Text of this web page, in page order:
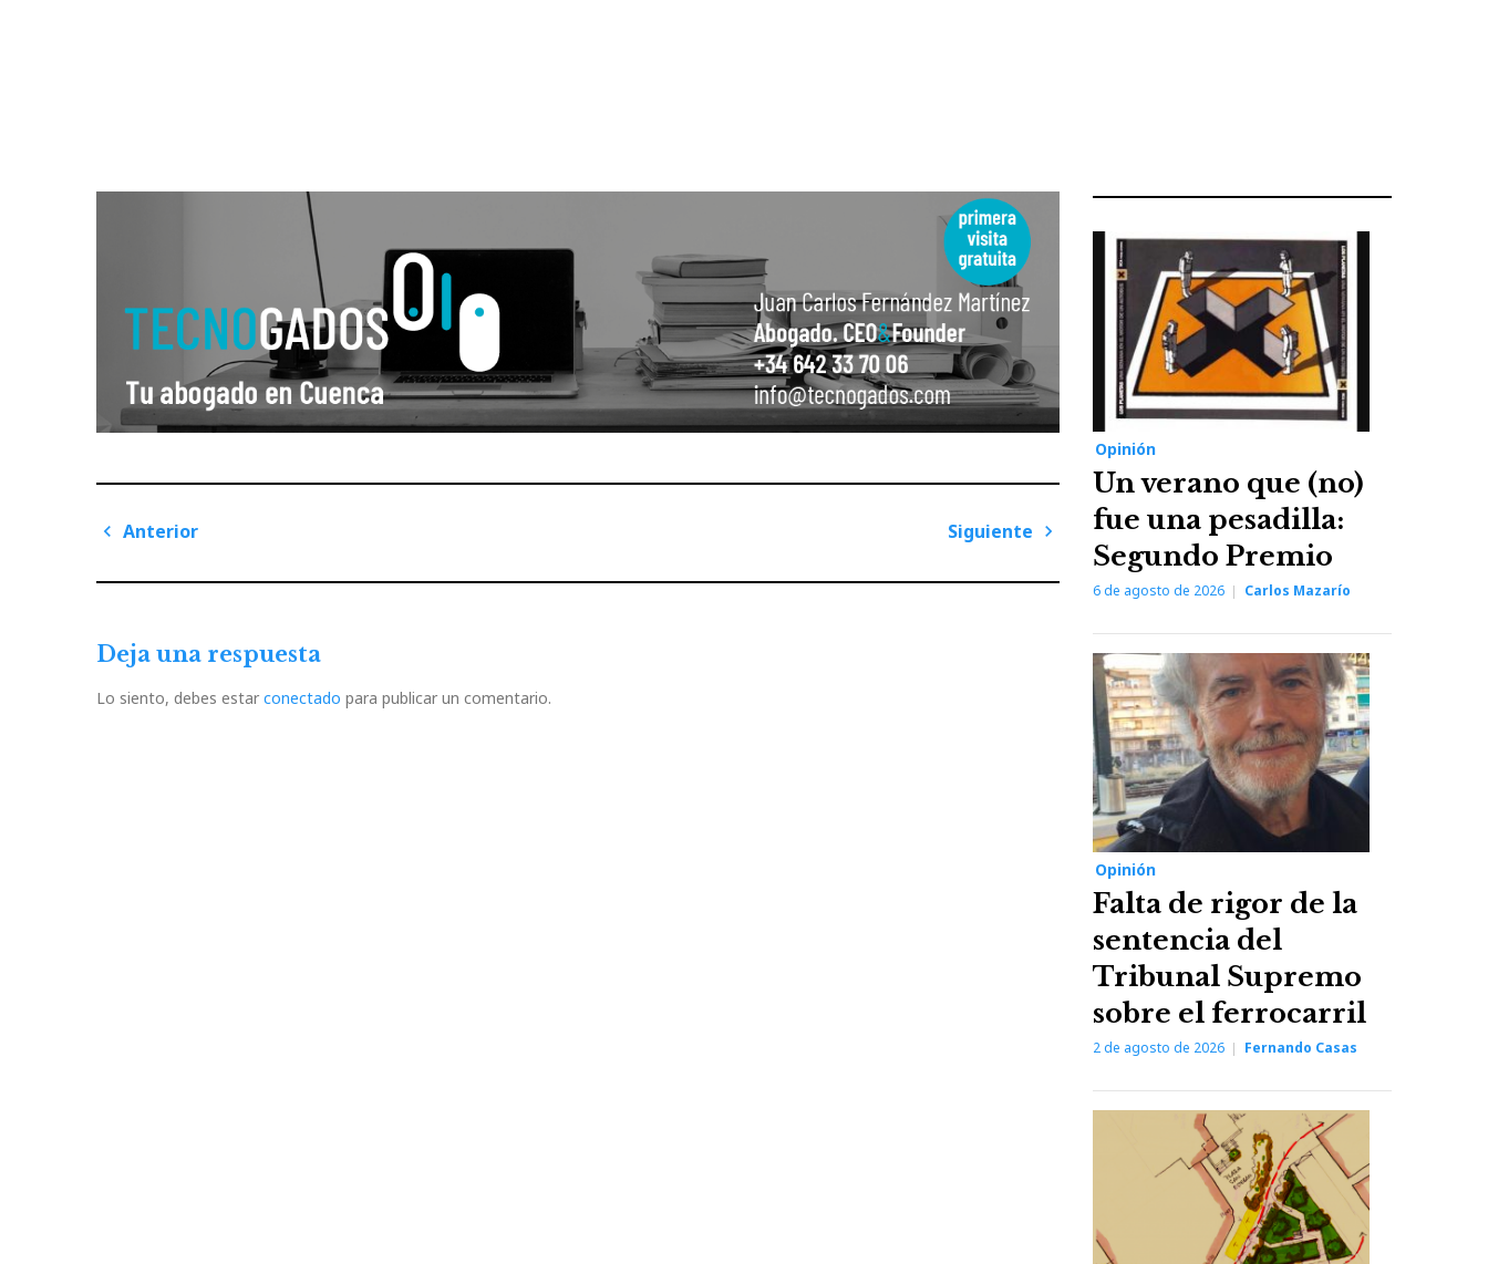
Navegación
de
Anterior
Siguiente
Deja una respuesta
Lo siento, debes estar conectado para publicar un comentario.
Opinión
Un verano que (no)
fue una pesadilla:
Segundo Premio
6 de agosto de 2026 Carlos Mazarío
Opinión
Falta de rigor de la
sentencia del
Tribunal Supremo
sobre el ferrocarril
2 de agosto de 2026 Fernando Casas